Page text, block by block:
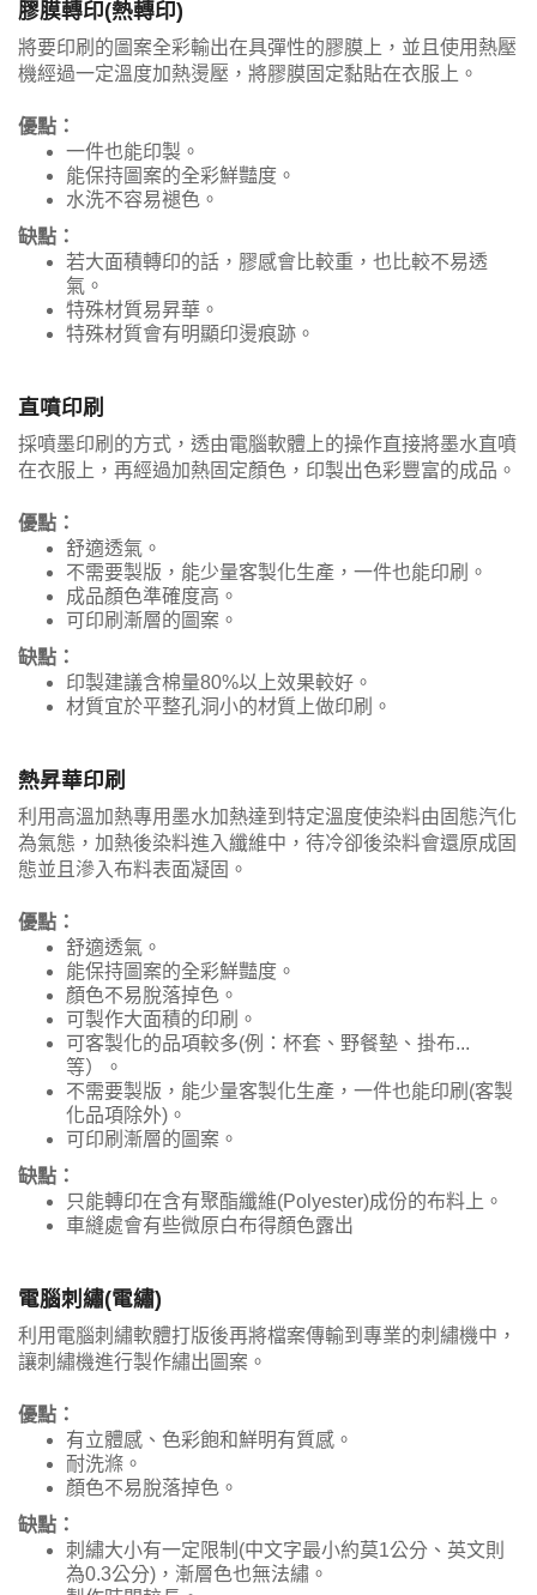
膠膜轉印(熱轉印)
將要印刷的圖案全彩輸出在具彈性的膠膜上，並且使用熱壓
機經過一定溫度加熱燙壓，將膠膜固定黏貼在衣服上。
優點：
一件也能印製。
能保持圖案的全彩鮮豔度。
水洗不容易褪色。
缺點：
若大面積轉印的話，膠感會比較重，也比較不易透
氣。
特殊材質易昇華。
特殊材質會有明顯印燙痕跡。
直噴印刷
採噴墨印刷的方式，透由電腦軟體上的操作直接將墨水直噴
在衣服上，再經過加熱固定顏色，印製出色彩豐富的成品。
優點：
舒適透氣。
不需要製版，能少量客製化生產，一件也能印刷。
成品顏色準確度高。
可印刷漸層的圖案。
缺點：
印製建議含棉量80%以上效果較好。
材質宜於平整孔洞小的材質上做印刷。
熱昇華印刷
利用高溫加熱專用墨水加熱達到特定溫度使染料由固態汽化
為氣態，加熱後染料進入纖維中，待冷卻後染料會還原成固
態並且滲入布料表面凝固。
優點：
舒適透氣。
能保持圖案的全彩鮮豔度。
顏色不易脫落掉色。
可製作大面積的印刷。
可客製化的品項較多(例：杯套、野餐墊、掛布...
等）。
不需要製版，能少量客製化生產，一件也能印刷(客製
化品項除外)。
可印刷漸層的圖案。
缺點：
只能轉印在含有聚酯纖維(Polyester)成份的布料上。
車縫處會有些微原白布得顏色露出
電腦刺繡(電繡)
利用電腦刺繡軟體打版後再將檔案傳輸到專業的刺繡機中，
讓刺繡機進行製作繡出圖案。
優點：
有立體感、色彩飽和鮮明有質感。
耐洗滌。
顏色不易脫落掉色。
缺點：
刺繡大小有一定限制(中文字最小約莫1公分、英文則
為0.3公分)，漸層色也無法繡。